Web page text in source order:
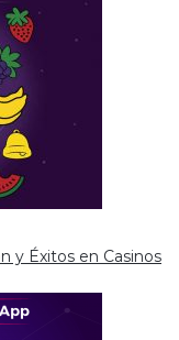
y Éxitos en Casinos